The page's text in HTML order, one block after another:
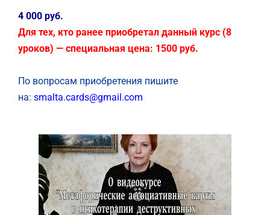
4 000 руб.
Для тех, кто ранее приобретал данный курс (8
уроков) — специальная цена: 1500 руб.
По вопросам приобретения пишите
на: smalta.cards@gmail.com